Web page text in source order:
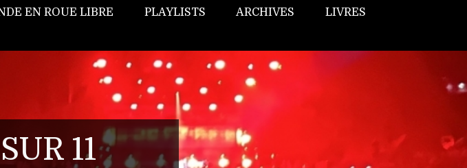
EN ROUE LIBRE PLAYLISTS ARCHIVES LIVRES
11